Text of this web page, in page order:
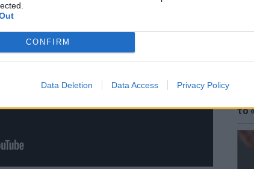
CONFIRM
Data Deletion Data Access Privacy Policy
το